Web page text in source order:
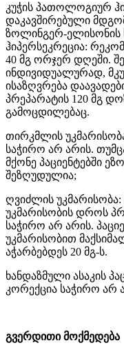
კუჭის პათოლოგიურ
დაკავშირებული
ზოლინგერ-ელისონის
ჰიპერსეკრეცია:
40 მგ ორჯერ დღეში.
ინდივიდუალურად,
ისაზღვრება
პრეპარატის 120 მგ
გამოცდილებაც.
თირკმლის
საჭირო არ არის.
მქონე პაციენტებში
შეზღუდულია;
ღვიძლის
უკმარისობის დროს
საჭირო არ არის.
უკმარისობით
აჭარბებდეს 20 მგ-ს.
ხანდაზმული ასაკის
კორექცია საჭირო არ
გვერდითი მოქმედება